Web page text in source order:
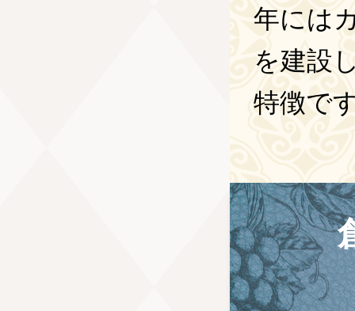
年には
を建設
特徴で